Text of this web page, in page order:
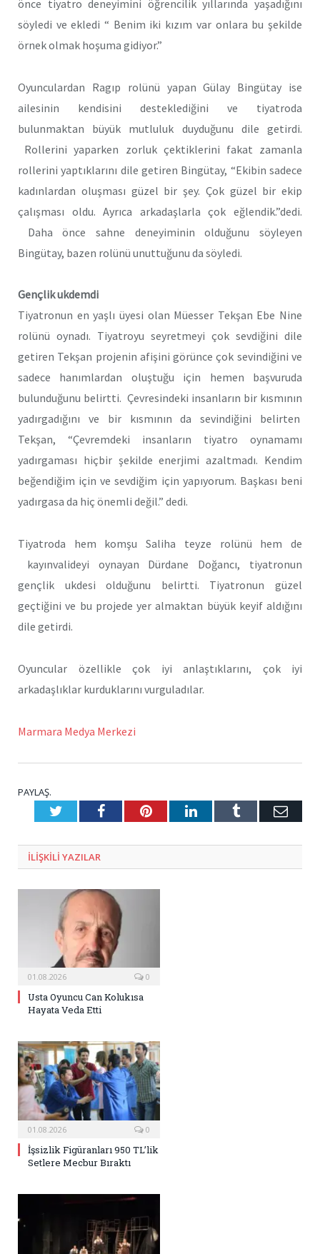
önce tiyatro deneyimini öğrencilik yıllarında yaşadığını
söyledi ve ekledi “ Benim iki kızım var onlara bu şekilde
örnek olmak hoşuma gidiyor.”
Oyunculardan Ragıp rolünü yapan Gülay Bingütay ise
ailesinin kendisini desteklediğini ve tiyatroda
bulunmaktan büyük mutluluk duyduğunu dile getirdi.
Rollerini yaparken zorluk çektiklerini fakat zamanla
rollerini yaptıklarını dile getiren Bingütay, “Ekibin sadece
kadınlardan oluşması güzel bir şey. Çok güzel bir ekip
çalışması oldu. Ayrıca arkadaşlarla çok eğlendik.”dedi.
Daha önce sahne deneyiminin olduğunu söyleyen
Bingütay, bazen rolünü unuttuğunu da söyledi.
Gençlik ukdemdi
Tiyatronun en yaşlı üyesi olan Müesser Tekşan Ebe Nine
rolünü oynadı. Tiyatroyu seyretmeyi çok sevdiğini dile
getiren Tekşan projenin afişini görünce çok sevindiğini ve
sadece hanımlardan oluştuğu için hemen başvuruda
bulunduğunu belirtti. Çevresindeki insanların bir kısmının
yadırgadığını ve bir kısmının da sevindiğini belirten
Tekşan, “Çevremdeki insanların tiyatro oynamamı
yadırgaması hiçbir şekilde enerjimi azaltmadı. Kendim
beğendiğim için ve sevdiğim için yapıyorum. Başkası beni
yadırgasa da hiç önemli değil.” dedi.
Tiyatroda hem komşu Saliha teyze rolünü hem de
kayınvalideyi oynayan Dürdane Doğancı, tiyatronun
gençlik ukdesi olduğunu belirtti. Tiyatronun güzel
geçtiğini ve bu projede yer almaktan büyük keyif aldığını
dile getirdi.
Oyuncular özellikle çok iyi anlaştıklarını, çok iyi
arkadaşlıklar kurduklarını vurguladılar.
Marmara Medya Merkezi
PAYLAŞ.
TwitterFacebookPinterestLinkedInTumblr E-
ILIŞKILI YAZILAR
01.08.2026 0
Usta Oyuncu Can Kolukısa
Hayata Veda Etti
01.08.2026 0
İşsizlik Figüranları 950 TL’lik
Setlere Mecbur Bıraktı